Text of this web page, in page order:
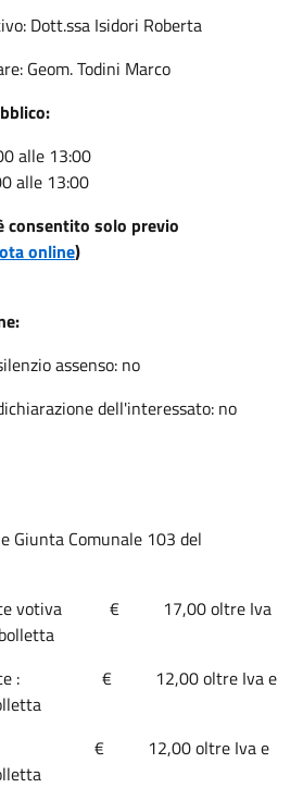
Dott.ssa Isidori Roberta
Geom. Todini Marco
alle 13:00
alle 13:00
consentito solo previo
online)
assenso: no
dell'interessato: no
Giunta Comunale 103 del
luce votiva € 17,00 oltre Iva
luce : € 12,00 oltre Iva e
: € 12,00 oltre Iva e